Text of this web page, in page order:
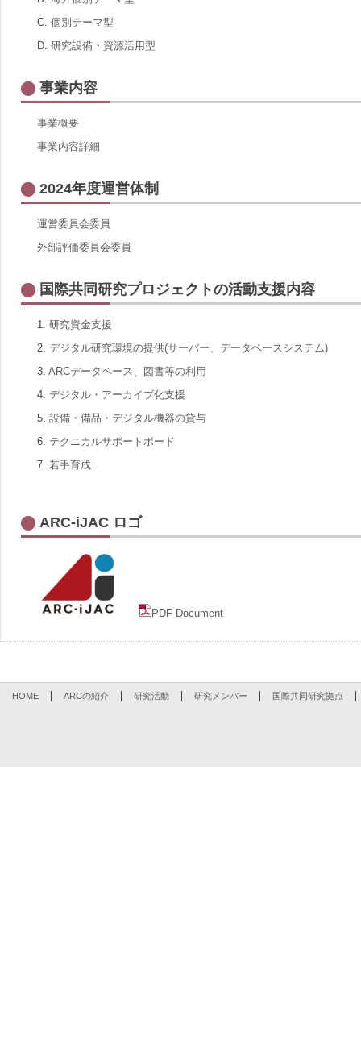
C. 個別テーマ型
D. 研究設備・資源活用型
事業内容
事業概要
事業内容詳細
2024年度運営体制
運営委員会委員
外部評価委員会委員
国際共同研究プロジェクトの活動支援内容
1. 研究資金支援
2. デジタル研究環境の提供(サーバー、データベースシステム)
3. ARCデータベース、図書等の利用
4. デジタル・アーカイブ化支援
5. 設備・備品・デジタル機器の貸与
6. テクニカルサポートボード
7. 若手育成
ARC-iJAC ロゴ
PDF Document
HOME ARCの紹介 研究活動 研究メンバー 国際共同研究拠点